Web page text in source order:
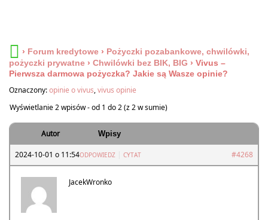
› Forum kredytowe › Pożyczki pozabankowe, chwilówki,
pożyczki prywatne › Chwilówki bez BIK, BIG › Vivus –
Pierwsza darmowa pożyczka? Jakie są Wasze opinie?
Oznaczony:opinie o vivus,vivus opinie
Wyświetlanie 2 wpisów - od 1 do 2 (z 2 w sumie)
Autor Wpisy
2024-10-01 o 11:54 #4268
ODPOWIEDZ CYTAT
JacekWronko